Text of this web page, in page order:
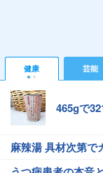
健康 芸能
465gで
麻辣湯 具材次第で